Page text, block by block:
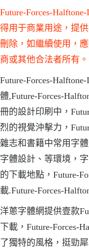
Future-Forces-
得用于商業用途，提
刪除，如繼續使用，
商或其他合法者所有。
Future-Forces-
體,Future-Forces-
冊的設計印刷中，
烈的視覺沖擊力，
雜志和書籍中常用字
字體設計、等環境，
的下載地點，Future-
載.Future-Forces-
洋蔥字體網提供壹款
下載，Future-Forces-
了獨特的風格，挺勁